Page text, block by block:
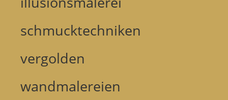
schmucktechniken
vergolden
wandmalereien